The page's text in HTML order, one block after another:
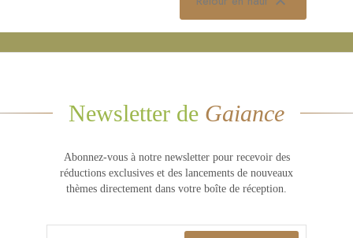
Newsletter de Gaiance
Abonnez-vous à notre newsletter pour recevoir des
réductions exclusives et des lancements de nouveaux
thèmes directement dans votre boîte de réception.